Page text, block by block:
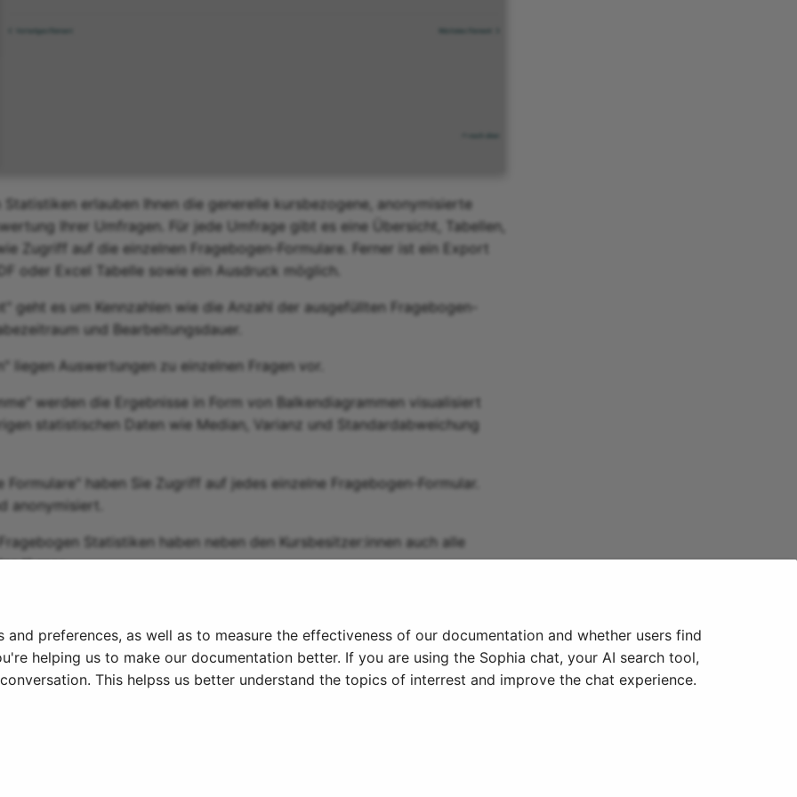
Statistiken erlauben Ihnen die generelle kursbezogene, anonymisierte
Ihrer Umfragen. Für jede Umfrage gibt es eine Übersicht, Tabellen,
Zugriff auf die einzelnen Fragebogen-Formulare. Ferner ist ein Export
oder Excel Tabelle sowie ein Ausdruck möglich.
geht es um Kennzahlen wie die Anzahl der ausgefüllten Fragebogen-
und Bearbeitungsdauer.
liegen Auswertungen zu einzelnen Fragen vor.
werden die Ergebnisse in Form von Balkendiagrammen visualisiert
statistischen Daten wie Median, Varianz und Standardabweichung
Formulare" haben Sie Zugriff auf jedes einzelne Fragebogen-Formular.
anonymisiert.
Statistiken haben neben den Kursbesitzer:innen auch alle
Kurses.
preferences, as well as to measure the effectiveness of our documentation and whether users find
helping us to make our documentation better. If you are using the Sophia chat, your AI search tool,
This helpss us better understand the topics of interrest and improve the chat experience.